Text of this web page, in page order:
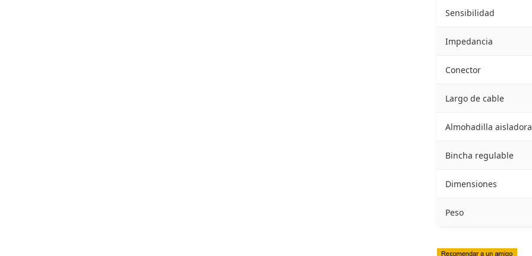
Sensibilidad
Impedancia
Conector
Largo de cable
Almohadilla
Bincha regulable
Dimensiones
Peso